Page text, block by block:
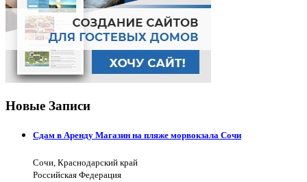
Новые Записи
Сдам в Аренду Магазин на пляже морвокзала Сочи
Сочи, Краснодарский край
Российская Федерация